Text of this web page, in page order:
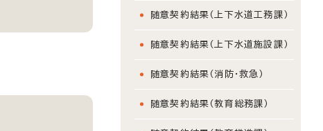
随意契約結果（上下水道工務課）
随意契約結果（上下水道施設課）
随意契約結果（消防・救急）
随意契約結果（教育総務課）